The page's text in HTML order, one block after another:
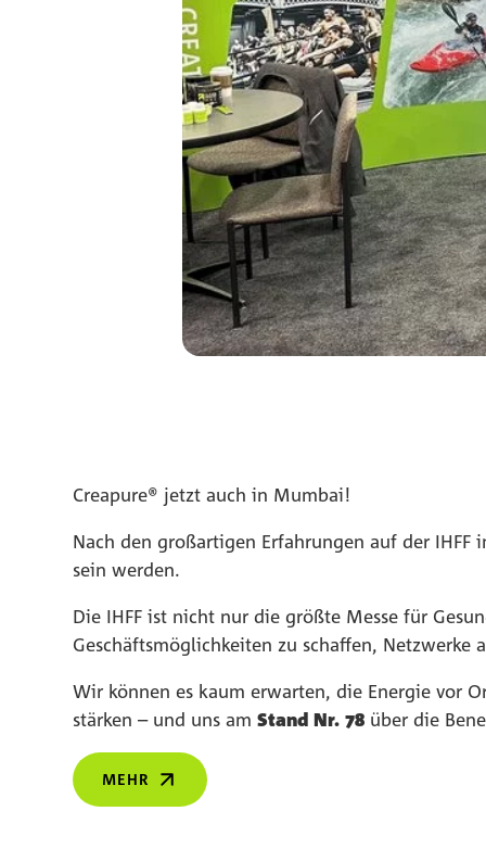
Creapure® jetzt auch in Mumbai!
Nach den großartigen Erfahrungen auf der
sein werden.
Die IHFF ist nicht nur die größte Messe für
Geschäftsmöglichkeiten zu schaffen,
Wir können es kaum erwarten, die Energie vor
stärken – und uns amStand Nr. 78 über die
MEHR